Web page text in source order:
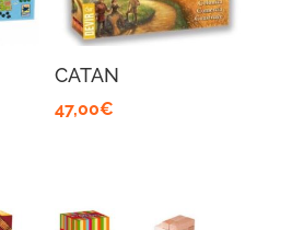
CATAN
47,00€